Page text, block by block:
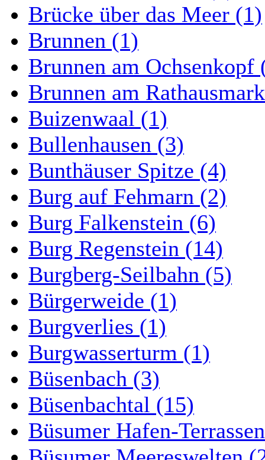
Brücke über das Meer (1)
Brunnen (1)
Brunnen am Ochsenkopf
Brunnen am
Buizenwaal (1)
Bullenhausen (3)
Bunthäuser Spitze (4)
Burg auf Fehmarn (2)
Burg Falkenstein (6)
Burg Regenstein (14)
Burgberg-Seilbahn (5)
Bürgerweide (1)
Burgverlies (1)
Burgwasserturm (1)
Büsenbach (3)
Büsenbachtal (15)
Büsumer Hafen-